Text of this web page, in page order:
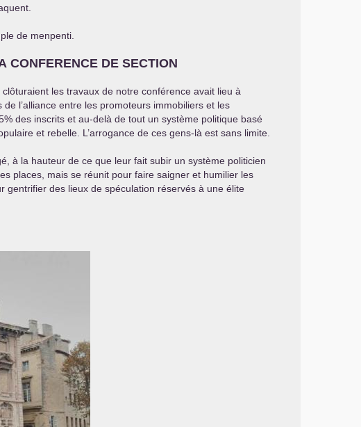
de menpenti.
CONFERENCE DE SECTION
les travaux de notre conférence avait lieu à
l’alliance entre les promoteurs immobiliers et les
des inscrits et au-delà de tout un système politique basé
et rebelle. L’arrogance de ces gens-là est sans limite.
à la hauteur de ce que leur fait subir un système politicien
places, mais se réunit pour faire saigner et humilier les
gentrifier des lieux de spéculation réservés à une élite